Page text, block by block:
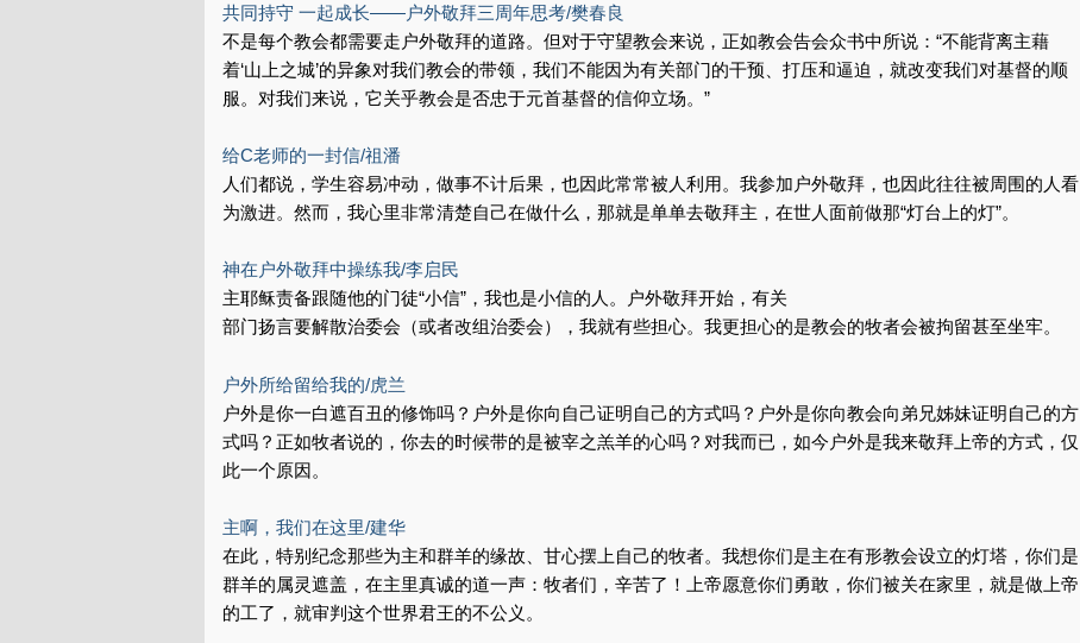
共同持守 一起成长——户外敬拜三周年思考/樊春良
不是每个教会都需要走户外敬拜的道路。但对于守望教会来说，正如教会告会众书中所说：“不能背离主藉
着‘山上之城’的异象对我们教会的带领，我们不能因为有关部门的干预、打压和逼迫，就改变我们对基督的顺
服。对我们来说，它关乎教会是否忠于元首基督的信仰立场。”
给C老师的一封信/祖潘
人们都说，学生容易冲动，做事不计后果，也因此常常被人利用。我参加户外敬拜，也因此往往被周围的人看
为激进。然而，我心里非常清楚自己在做什么，那就是单单去敬拜主，在世人面前做那“灯台上的灯”。
神在户外敬拜中操练我/李启民
主耶稣责备跟随他的门徒“小信”，我也是小信的人。户外敬拜开始，有关
部门扬言要解散治委会（或者改组治委会），我就有些担心。我更担心的是教会的牧者会被拘留甚至坐牢。
户外所给留给我的/虎兰
户外是你一白遮百丑的修饰吗？户外是你向自己证明自己的方式吗？户外是你向教会向弟兄姊妹证明自己的方
式吗？正如牧者说的，你去的时候带的是被宰之羔羊的心吗？对我而已，如今户外是我来敬拜上帝的方式，仅
此一个原因。
主啊，我们在这里/建华
在此，特别纪念那些为主和群羊的缘故、甘心摆上自己的牧者。我想你们是主在有形教会设立的灯塔，你们是
群羊的属灵遮盖，在主里真诚的道一声：牧者们，辛苦了！上帝愿意你们勇敢，你们被关在家里，就是做上帝
的工了，就审判这个世界君王的不公义。